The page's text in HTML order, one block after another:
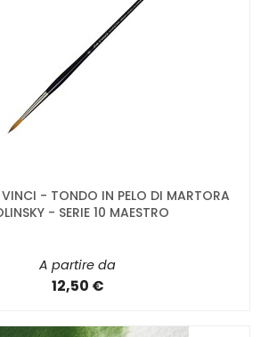
VINCI - TONDO IN PELO DI MARTORA
- SERIE 10 MAESTRO
A partire da
12,50 €